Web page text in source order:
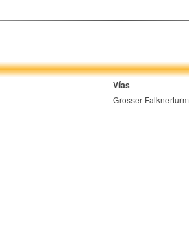
Vías
Grosser Falknerturm